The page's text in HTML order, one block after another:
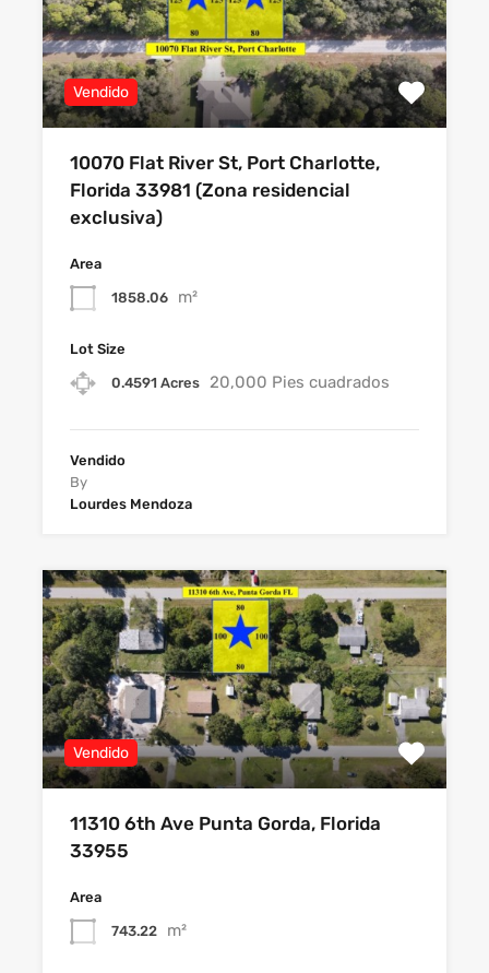
Vendido
10070 Flat River St, Port Charlotte,
Florida 33981 (Zona residencial
exclusiva)
Area
1858.06 m²
Lot Size
0.4591 Acres 20,000 Pies cuadrados
Vendido
By
Lourdes Mendoza
Vendido
11310 6th Ave Punta Gorda, Florida
33955
Area
743.22 m²